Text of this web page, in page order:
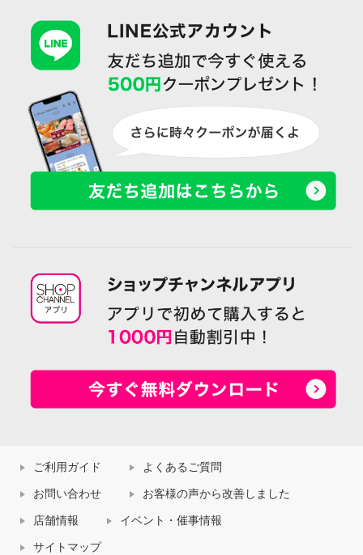
ご利用ガイド よくあるご質問
お問い合わせ お客様の声から改善しました
店舗情報 イベント・催事情報
サイトマップ